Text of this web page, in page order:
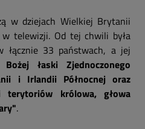
w dziejach Wielkiej Brytanii
telewizji. Od tej chwili była
łącznie 33 państwach, a jej
łaski Zjednoczonego
i Irlandii Północnej oraz
królowa, głowa
.